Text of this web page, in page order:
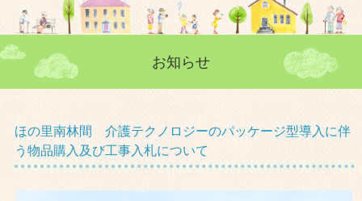
お知らせ
ほの里南林間 介護テクノロジーのパッケージ型導入に伴
う物品購入及び工事入札について